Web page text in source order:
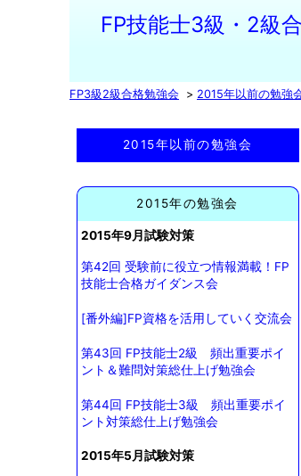
FP技能士3級・2級
FP3級2級合格勉強会 2015年以前の勉強
2015年以前の勉強会
2015年の勉強会
2015年9月試験対策
第42回 受験前に役立つ情報満載！FP
技能士合格ガイダンス会
[番外編]FP資格を活用していく交流会
第43回 FP技能士2級 頻出重要ポイ
ント＆難問対策総仕上げ勉強会
第44回 FP技能士3級 頻出重要ポイ
ント対策総仕上げ勉強会
2015年5月試験対策